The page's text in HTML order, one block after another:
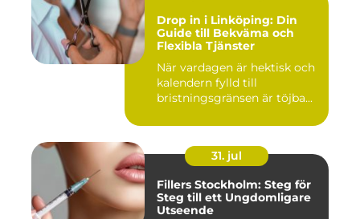
Drop in i Linköping: Din
Guide till Bekväma och
Flexibla Tjänster
När vardagen är hektisk och
kalendern fylld till
bristningsgränsen är töjba...
31. jul
Fillers Stockholm: Steg för
Steg till ett Ungdomligare
Utseende